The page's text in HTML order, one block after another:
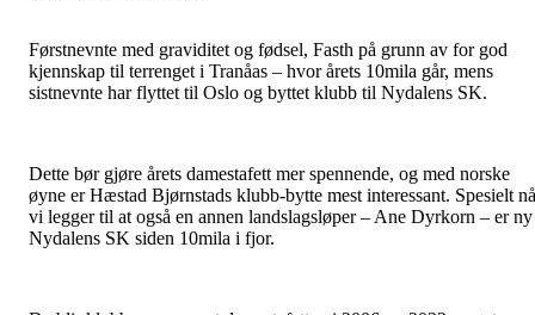
Førstnevnte med graviditet og fødsel, Fasth på grunn av for god
kjennskap til terrenget i Tranåas – hvor årets 10mila går, mens
sistnevnte har flyttet til Oslo og byttet klubb til Nydalens SK.
Dette bør gjøre årets damestafett mer spennende, og med norske
øyne er Hæstad Bjørnstads klubb-bytte mest interessant. Spesielt
vi legger til at også en annen landslagsløper – Ane Dyrkorn – er
Nydalens SK siden 10mila i fjor.